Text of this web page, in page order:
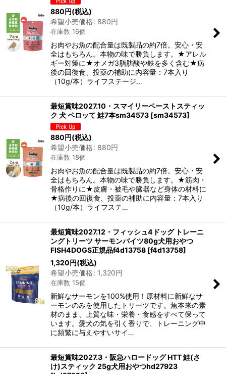
880円(税込)
希望小売価格: 880円
在庫数 16個
お肉やお魚の配合量は既製品の約7倍。安心・安
全はもちろん。本物の味で勝負します。★アレル
ギー対策に★オメガ3脂肪酸や鉄を多く含む★病
後の回復食、投薬の補助に内容量：7本入り
（10g/本）ライフステージ…
最短賞味2027.10・スマイリーペーストスティッ
ク 犬 ペロッて 鮭7本sm34573 [sm34573]
880円(税込)
希望小売価格: 880円
在庫数 18個
お肉やお魚の配合量は既製品の約7倍。安心・安
全はもちろん。本物の味で勝負します。★筋肉・
骨格作りに★皮膚・被毛や臓器など身体の材料に
★病後の回復食、投薬の補助に内容量：7本入り
（10g/本）ライフステ…
最短賞味2027.12・フィッシュ4ドッグ トレーニ
ングトリーツ サーモンバイツ80g犬用おやつ
FISH4DOGS正規品f4d13758 [f4d13758]
1,320円(税込)
希望小売価格: 1,320円
在庫数 15個
新鮮なサーモンを100%使用！原材料に新鮮なサ
ーモンのみを使用したトリーツです。魚本来の素
材のまま、上質な味・栄養・食感をすべて保って
います。愛犬の気を引く香りで、トレーニング中
に頻繁に与えやすいサイ…
最短賞味2027.3・阪急ハロードッグ HTT 鮭(さ
け)スティック 25g犬用おやつhd27923